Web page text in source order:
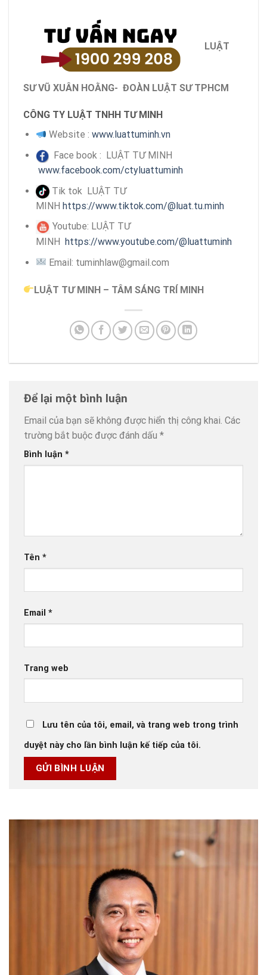
LUẬT
SƯ VŨ XUÂN HOẰNG- ĐOÀN LUẬT SƯ TPHCM
CÔNG TY LUẬT TNHH TƯ MINH
Website :www.luattuminh.vn
Face book : LUẬT TƯ MINH
www.facebook.com/ctyluattuminh
Tik tok LUẬT TƯ
MINH https://www.tiktok.com/@luat.tu.minh
Youtube: LUẬT TƯ
MINH
https://www.youtube.com/@luattuminh
Email: tuminhlaw@gmail.com
LUẬT TƯ MINH – TÂM SÁNG TRÍ MINH
Để lại một bình luận
Email của bạn sẽ không được hiển thị công khai. Các
trường bắt buộc được đánh dấu *
Bình luận *
Tên *
Email *
Trang web
Lưu tên của tôi, email, và trang web trong trình
duyệt này cho lần bình luận kế tiếp của tôi.